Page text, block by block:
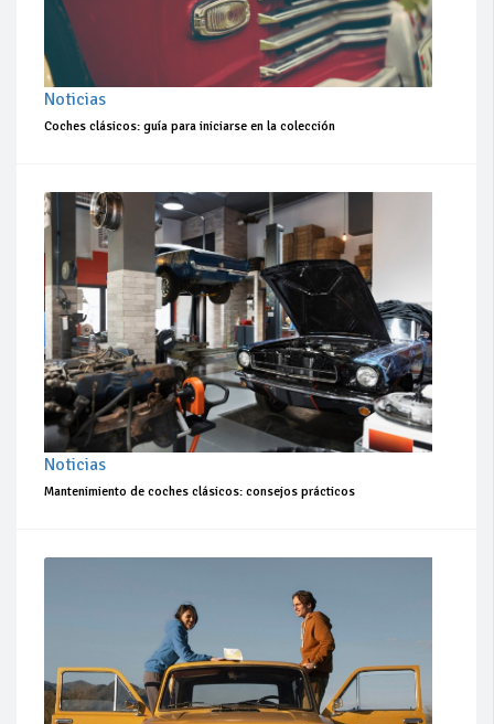
Noticias
Coches clásicos: guía para iniciarse en la colección
Noticias
Mantenimiento de coches clásicos: consejos prácticos